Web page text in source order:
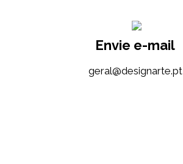
Envie e-mail
tp.etrangised@lareg